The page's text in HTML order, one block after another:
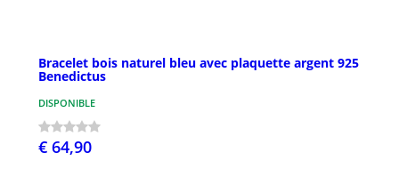
Bracelet bois naturel bleu avec plaquette argent 925
Benedictus
DISPONIBLE
€ 64,90